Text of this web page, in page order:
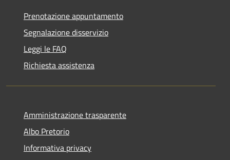
Prenotazione appuntamento
Segnalazione disservizio
Leggi le FAQ
Richiesta assistenza
Amministrazione trasparente
Albo Pretorio
Informativa privacy